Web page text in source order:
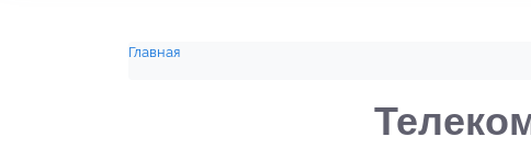
Главная